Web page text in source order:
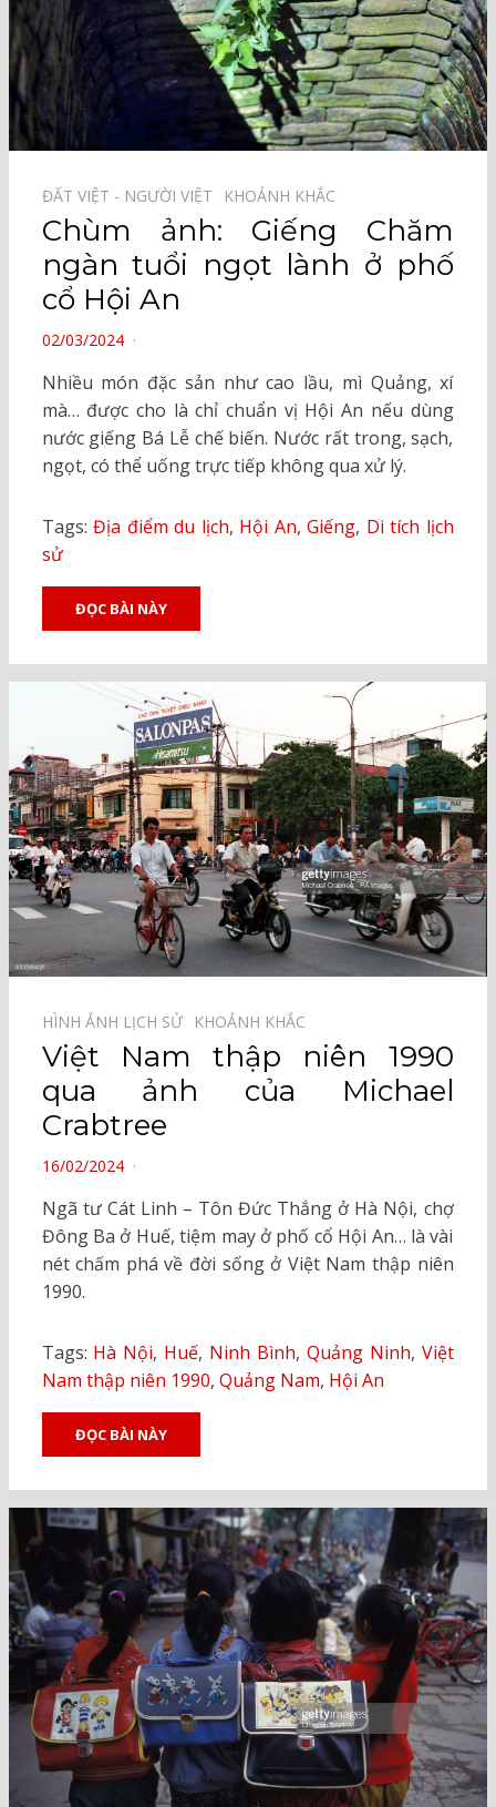
ĐẤT VIỆT - NGƯỜI VIỆT⠀ KHOẢNH KHẮC⠀
Chùm ảnh: Giếng Chăm
ngàn tuổi ngọt lành ở phố
cổ Hội An
POSTED
02/03/2024
Nhiều món đặc sản như cao lầu, mì Quảng, xí
mà… được cho là chỉ chuẩn vị Hội An nếu dùng
nước giếng Bá Lễ chế biến. Nước rất trong, sạch,
ngọt, có thể uống trực tiếp không qua xử lý.
Tags: Địa điểm du lịch, Hội An, Giếng, Di tích lịch
sử
ĐỌC BÀI NÀY
HÌNH ẢNH LỊCH SỬ⠀ KHOẢNH KHẮC⠀
Việt Nam thập niên 1990
qua ảnh của Michael
Crabtree
POSTED
16/02/2024
Ngã tư Cát Linh – Tôn Đức Thắng ở Hà Nội, chợ
Đông Ba ở Huế, tiệm may ở phố cổ Hội An… là vài
nét chấm phá về đời sống ở Việt Nam thập niên
1990.
Tags: Hà Nội, Huế, Ninh Bình, Quảng Ninh, Việt
Nam thập niên 1990, Quảng Nam, Hội An
ĐỌC BÀI NÀY